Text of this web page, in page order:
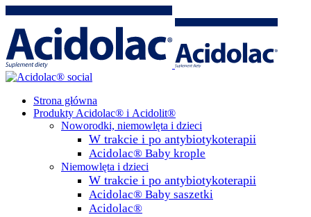
Strona główna
Produkty Acidolac® i Acidolit®
Noworodki, niemowlęta i dzieci
W trakcie i po antybiotykoterapii
Acidolac® Baby krople
Niemowlęta i dzieci
W trakcie i po antybiotykoterapii
Acidolac® Baby saszetki
Acidolac®